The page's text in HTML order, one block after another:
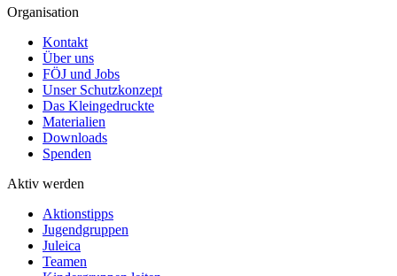
Organisation
Kontakt
Über uns
FÖJ und Jobs
Unser Schutzkonzept
Das Kleingedruckte
Materialien
Downloads
Spenden
Aktiv werden
Aktionstipps
Jugendgruppen
Juleica
Teamen